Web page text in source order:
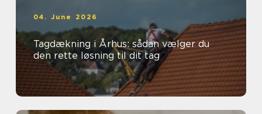
04. June 2026
Tagdækning i Århus: sådan vælger du
den rette løsning til dit tag